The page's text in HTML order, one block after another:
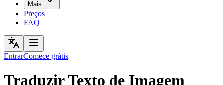
Mais
Preços
FAQ
EntrarComece grátis
Traduzir Texto de Imagem